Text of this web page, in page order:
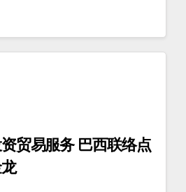
贸易服务 巴西联络点